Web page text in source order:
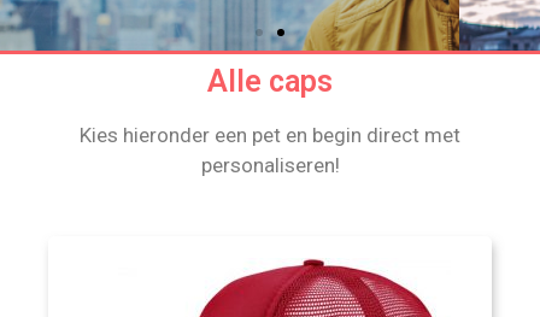
Alle caps
Kies hieronder een pet en begin direct met
personaliseren!